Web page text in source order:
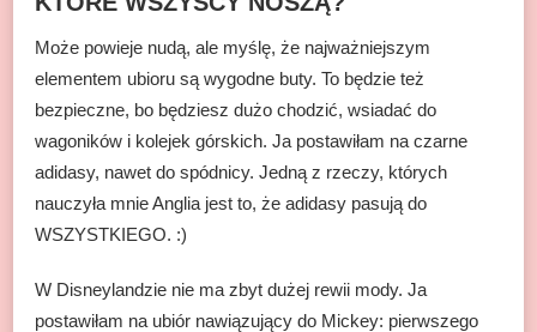
Może powieje nudą, ale myślę, że najważniejszym
elementem ubioru są wygodne buty. To będzie też
bezpieczne, bo będziesz dużo chodzić, wsiadać do
wagoników i kolejek górskich. Ja postawiłam na czarne
adidasy, nawet do spódnicy. Jedną z rzeczy, których
nauczyła mnie Anglia jest to, że adidasy pasują do
WSZYSTKIEGO. :)
W Disneylandzie nie ma zbyt dużej rewii mody. Ja
postawiłam na ubiór nawiązujący do Mickey: pierwszego